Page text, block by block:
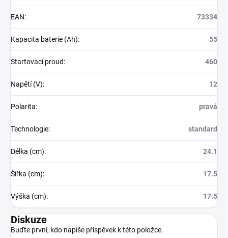
EAN: 73334
Kapacita baterie (Ah): 55
Startovací proud: 460
Napětí (V): 12
Polarita: pravá
Technologie: standard
Délka (cm): 24.1
Šířka (cm): 17.5
Výška (cm): 17.5
Diskuze
Buďte první, kdo napíše příspěvek k této položce.